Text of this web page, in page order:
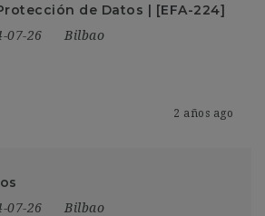
de Datos | [EFA-224]
07-26 Bilbao
2 años ago
07-26 Bilbao